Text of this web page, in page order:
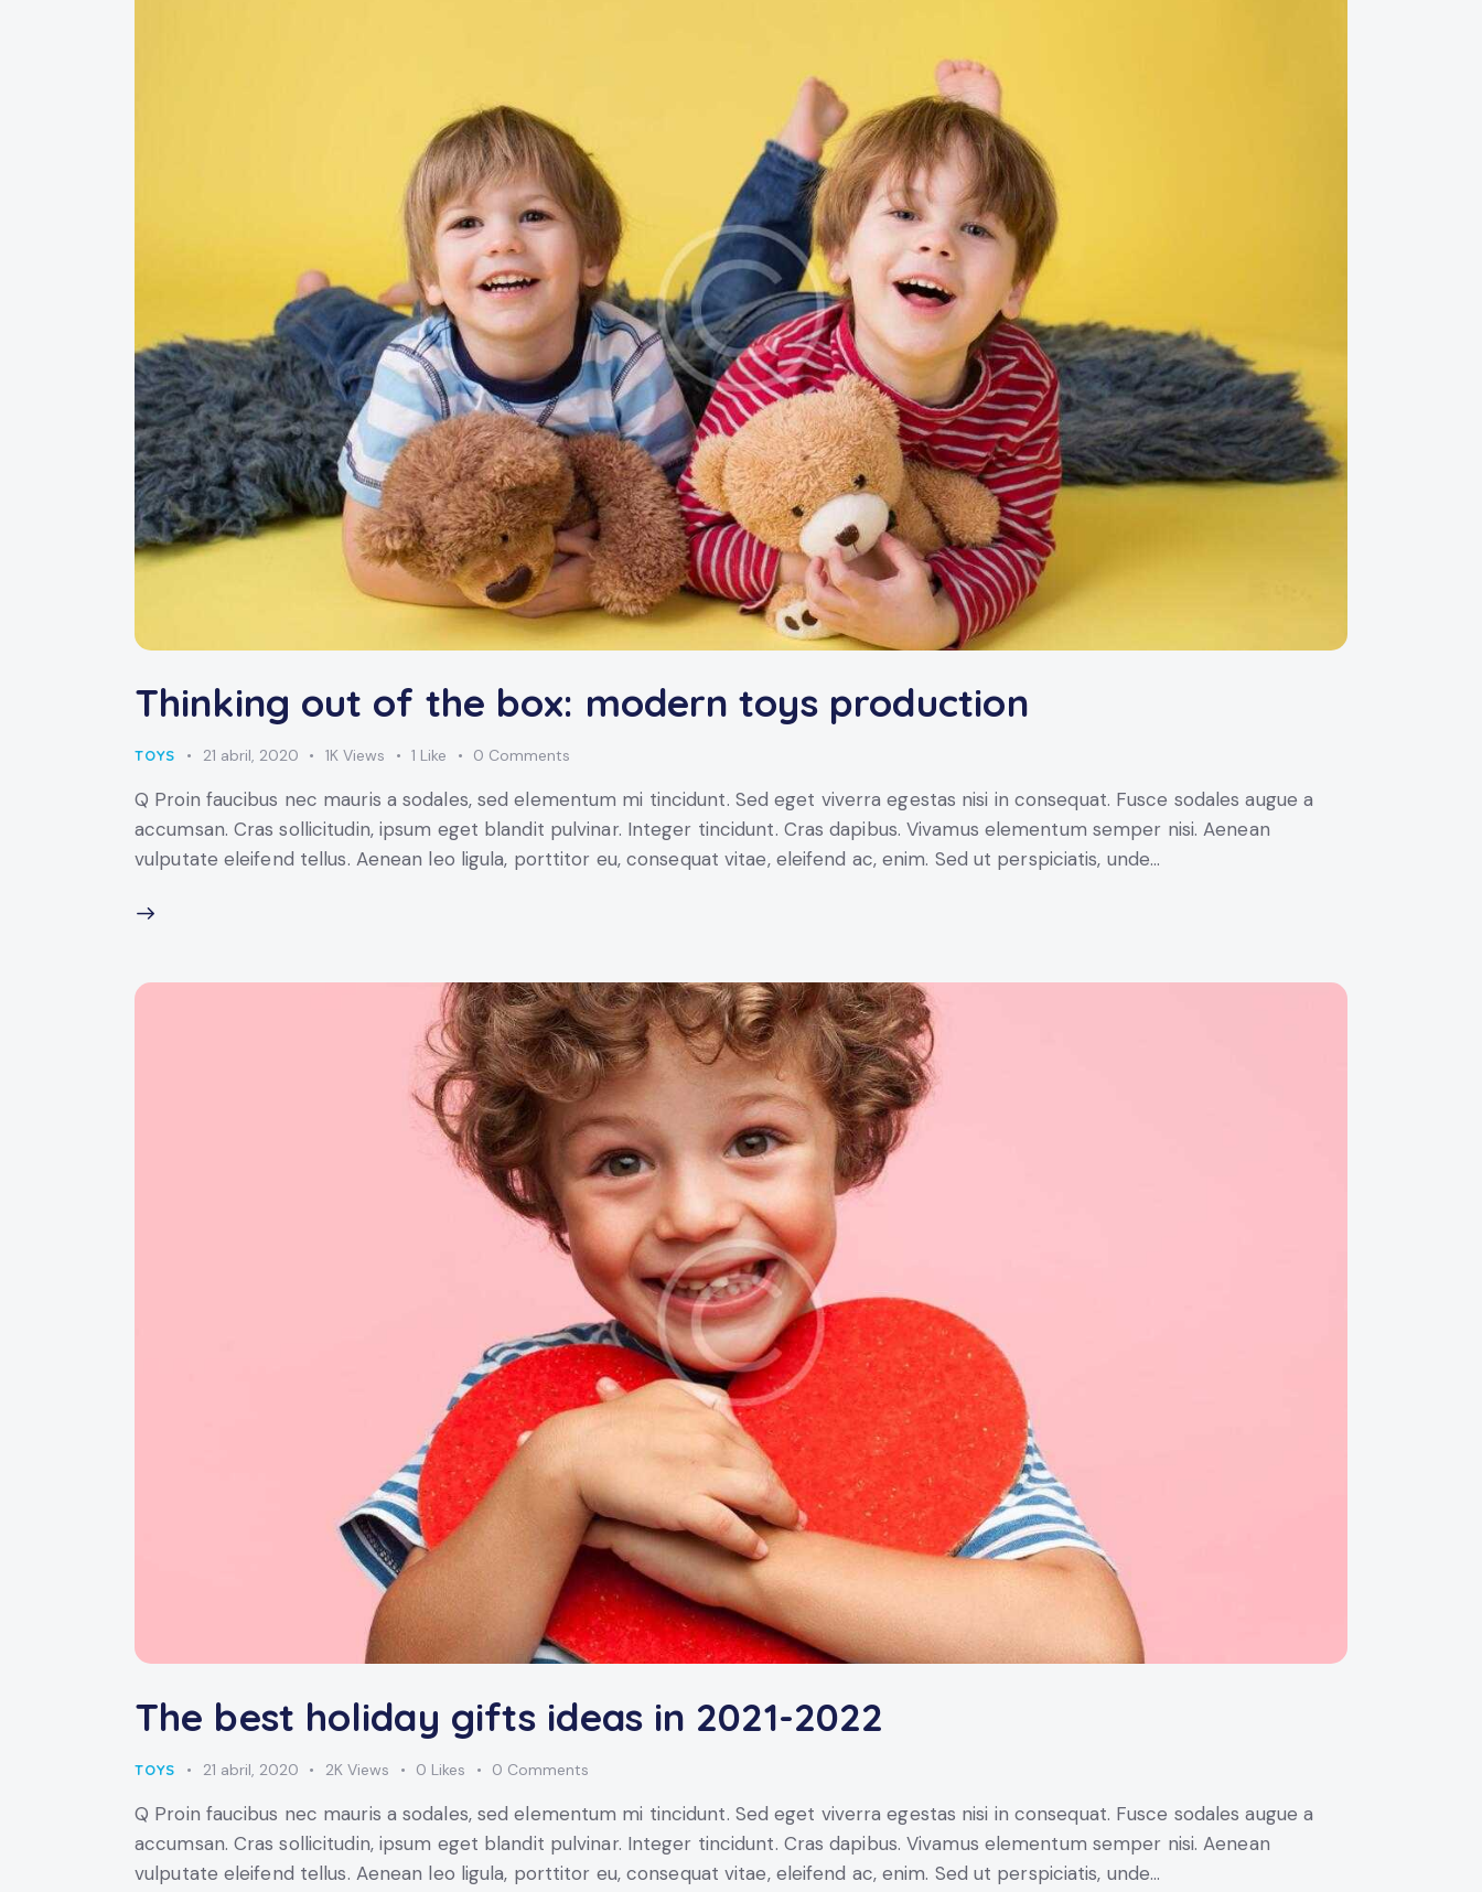
Thinking out of the box: modern toys production
TOYS 21 abril, 2020 1K Views 1 Like 0 Comments
Q Proin faucibus nec mauris a sodales, sed elementum mi tincidunt. Sed eget viverra egestas nisi in consequat. Fusce sodales augue a
accumsan. Cras sollicitudin, ipsum eget blandit pulvinar. Integer tincidunt. Cras dapibus. Vivamus elementum semper nisi. Aenean
vulputate eleifend tellus. Aenean leo ligula, porttitor eu, consequat vitae, eleifend ac, enim. Sed ut perspiciatis, unde…
The best holiday gifts ideas in 2021-2022
TOYS 21 abril, 2020 2K Views 0 Likes 0 Comments
Q Proin faucibus nec mauris a sodales, sed elementum mi tincidunt. Sed eget viverra egestas nisi in consequat. Fusce sodales augue a
accumsan. Cras sollicitudin, ipsum eget blandit pulvinar. Integer tincidunt. Cras dapibus. Vivamus elementum semper nisi. Aenean
vulputate eleifend tellus. Aenean leo ligula, porttitor eu, consequat vitae, eleifend ac, enim. Sed ut perspiciatis, unde…